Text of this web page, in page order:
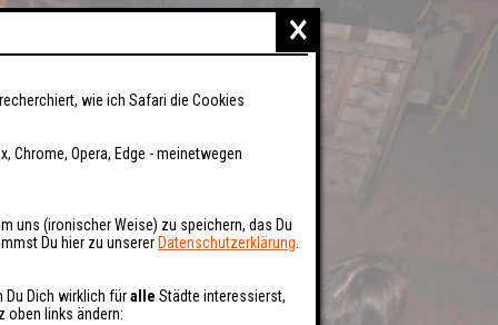
×
wie ich Safari die Cookies
Chrome, Opera, Edge - meinetwegen
uns (ironischer Weise) zu speichern, das Du
Du hier zu unserer Datenschutzerklärung
Du Dich wirklich füralle Städte interessierst,
oben links ändern: